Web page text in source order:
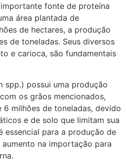
fonte de proteína
área plantada de
de hectares, a produção
de toneladas. Seus diversos
e carioca, são fundamentais
spp.) possui uma produção
os grãos mencionados,
milhões de toneladas, devido
e de solo que limitam sua
essencial para a produção de
aumento na importação para